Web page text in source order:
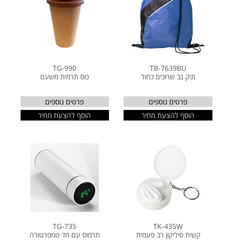
TB-7639BU
תיק גב שרוכים כחול
פרטים נוספים
הוסף להצעת מחיר
TG-990
כוס תרמית משעם
פרטים נוספים
הוסף להצעת מחיר
TK-435W
קשית סיליקון רב פעמית
TG-735
תרמוס עם מד טמפרטורה